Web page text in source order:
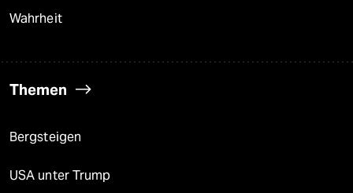
Wahrheit
Themen
Bergsteigen
USA unter Trump